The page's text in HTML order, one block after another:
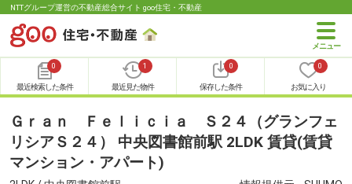
NTTグループ運営の不動産総合サイト goo住宅・不動産
0
最近検索した条件
1
最近見た物件
0
保存した条件
0
お気に入り
Ｇｒａｎ Ｆｅｌｉｃｉａ Ｓ２４（グランフェ
リシアＳ２４） 中央図書館前駅 2LDK 賃貸(賃貸
マンション・アパート)